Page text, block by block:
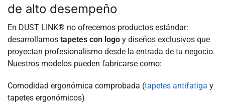
de alto desempeño
En DUST LINK® no ofrecemos productos estándar:
desarrollamos tapetes con logo y diseños exclusivos que
proyectan profesionalismo desde la entrada de tu negocio.
Nuestros modelos pueden fabricarse como:
Comodidad ergonómica comprobada (tapetes antifatiga y
tapetes ergonómicos)